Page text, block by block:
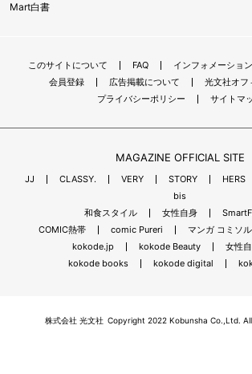
Mart白書
このサイトについて FAQ インフォメーション
会員登録
広告掲載について
光文社オフ
プライバシーポリシー
サイトマ
MAGAZINE OFFICIAL SITE
JJ CLASSY. VERY STORY HERS
bis
和食スタイル
女性自身
COMIC熱帯
comic Pureri マンガ コミソル
kokode.jp
kokode Beauty
女性
kokode books
kokode digital
株式会社 光文社 Copyright 2022 Kobunsha Co.,Ltd.